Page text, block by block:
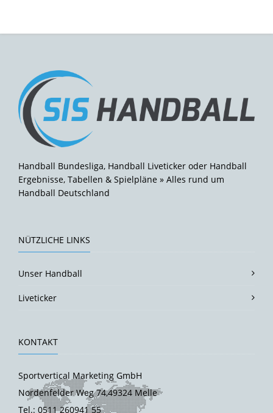
Handball Bundesliga, Handball Liveticker oder Handball
Ergebnisse, Tabellen & Spielpläne » Alles rund um
Handball Deutschland
NÜTZLICHE LINKS
Unser Handball
Liveticker
KONTAKT
Sportvertical Marketing GmbH
Nordenfelder Weg 74,49324 Melle
Tel.: 0511 260941 55